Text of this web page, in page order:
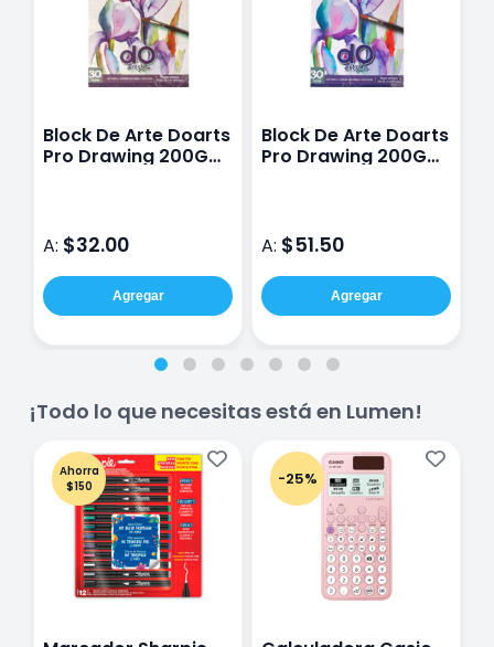
Block De Arte Doarts
Pro Drawing 200G
A: $32.00
Agregar
Block De Arte Doarts
Pro Drawing 200G
A: $51.50
Agregar
¡Todo lo que necesitas está en Lumen!
Ahorra
$150
-25%